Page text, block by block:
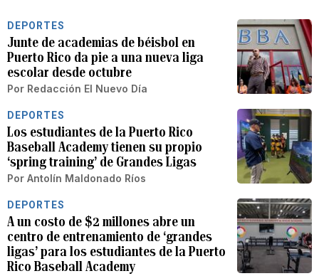
DEPORTES
Junte de academias de béisbol en
Puerto Rico da pie a una nueva liga
escolar desde octubre
Por Redacción El Nuevo Día
DEPORTES
Los estudiantes de la Puerto Rico
Baseball Academy tienen su propio
‘spring training’ de Grandes Ligas
Por Antolín Maldonado Ríos
DEPORTES
A un costo de $2 millones abre un
centro de entrenamiento de ‘grandes
ligas’ para los estudiantes de la Puerto
Rico Baseball Academy